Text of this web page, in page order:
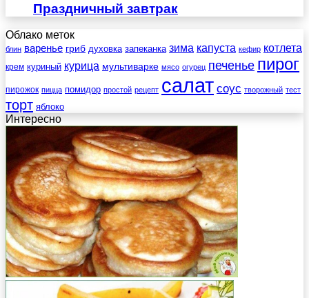
Праздничный завтрак
Облако меток
блин варенье гриб духовка запеканка зима капуста кефир котлета
крем куриный курица мультиварке мясо огурец печенье пирог
пирожок пицца помидор простой рецепт салат соус творожный тест
торт яблоко
Интересно